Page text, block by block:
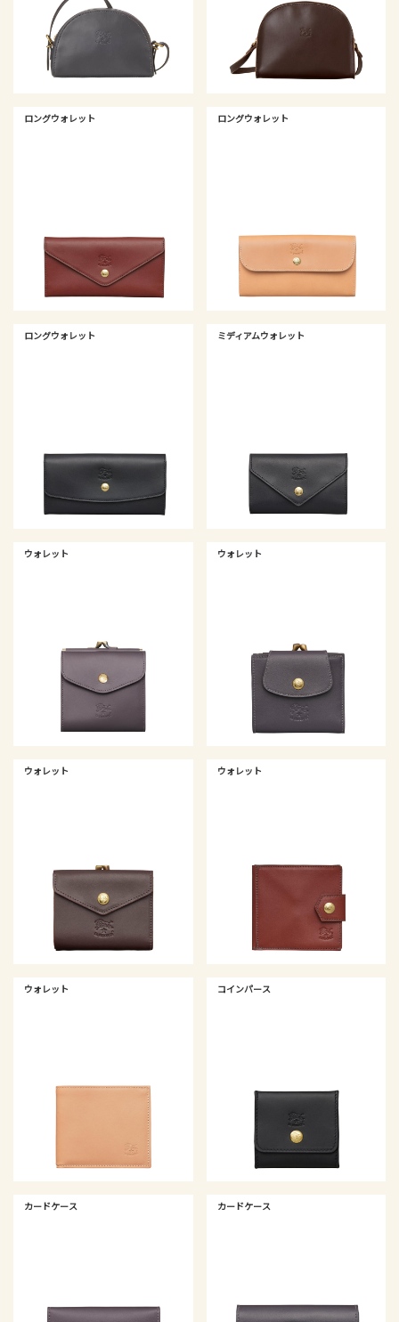
ロングウォレット ロングウォレット
ロングウォレット ミディアムウォレット
ウォレット ウォレット
ウォレット ウォレット
ウォレット コインパース
カードケース カードケース